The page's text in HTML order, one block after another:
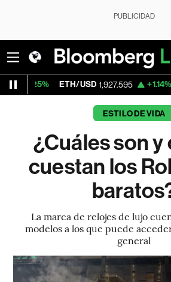
PUBLICIDAD
ETH/USD 1,927.595 +1.14% Visa
ESTILO DE VIDA
¿Cuáles son
cuestan los
La marca de relojes de lujo
modelos a los que puede
general